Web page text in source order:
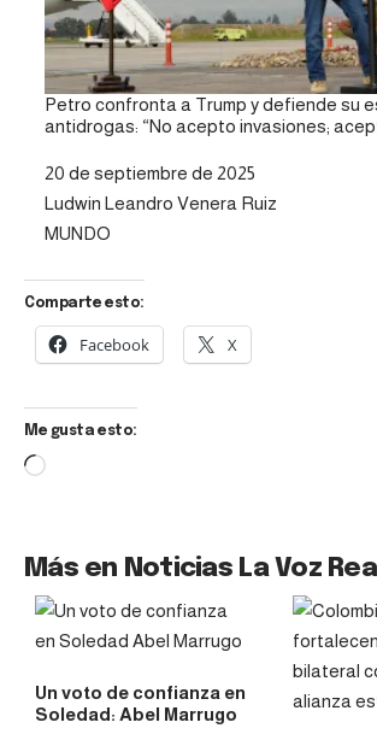
Petro confronta a Trump y defiende su
antidrogas: “No acepto invasiones;
Fecha
20 de septiembre de 2025
Autor
Ludwin Leandro Venera Ruiz
Respecto a
MUNDO
Comparte esto:
Facebook X
Me gusta esto:
Más en Noticias La Voz
Un voto de confianza en
Soledad: Abel Marrugo